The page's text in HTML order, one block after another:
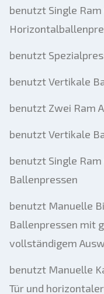
benutzt Single Ram
benutzt
benutzt Vertikale
benutzt Zwei Ram
benutzt Vertikale
benutzt Single
Ballenpressen
benutzt Manuelle
Ballenpressen mit
vollständigem
benutzt Manuelle
Tür und